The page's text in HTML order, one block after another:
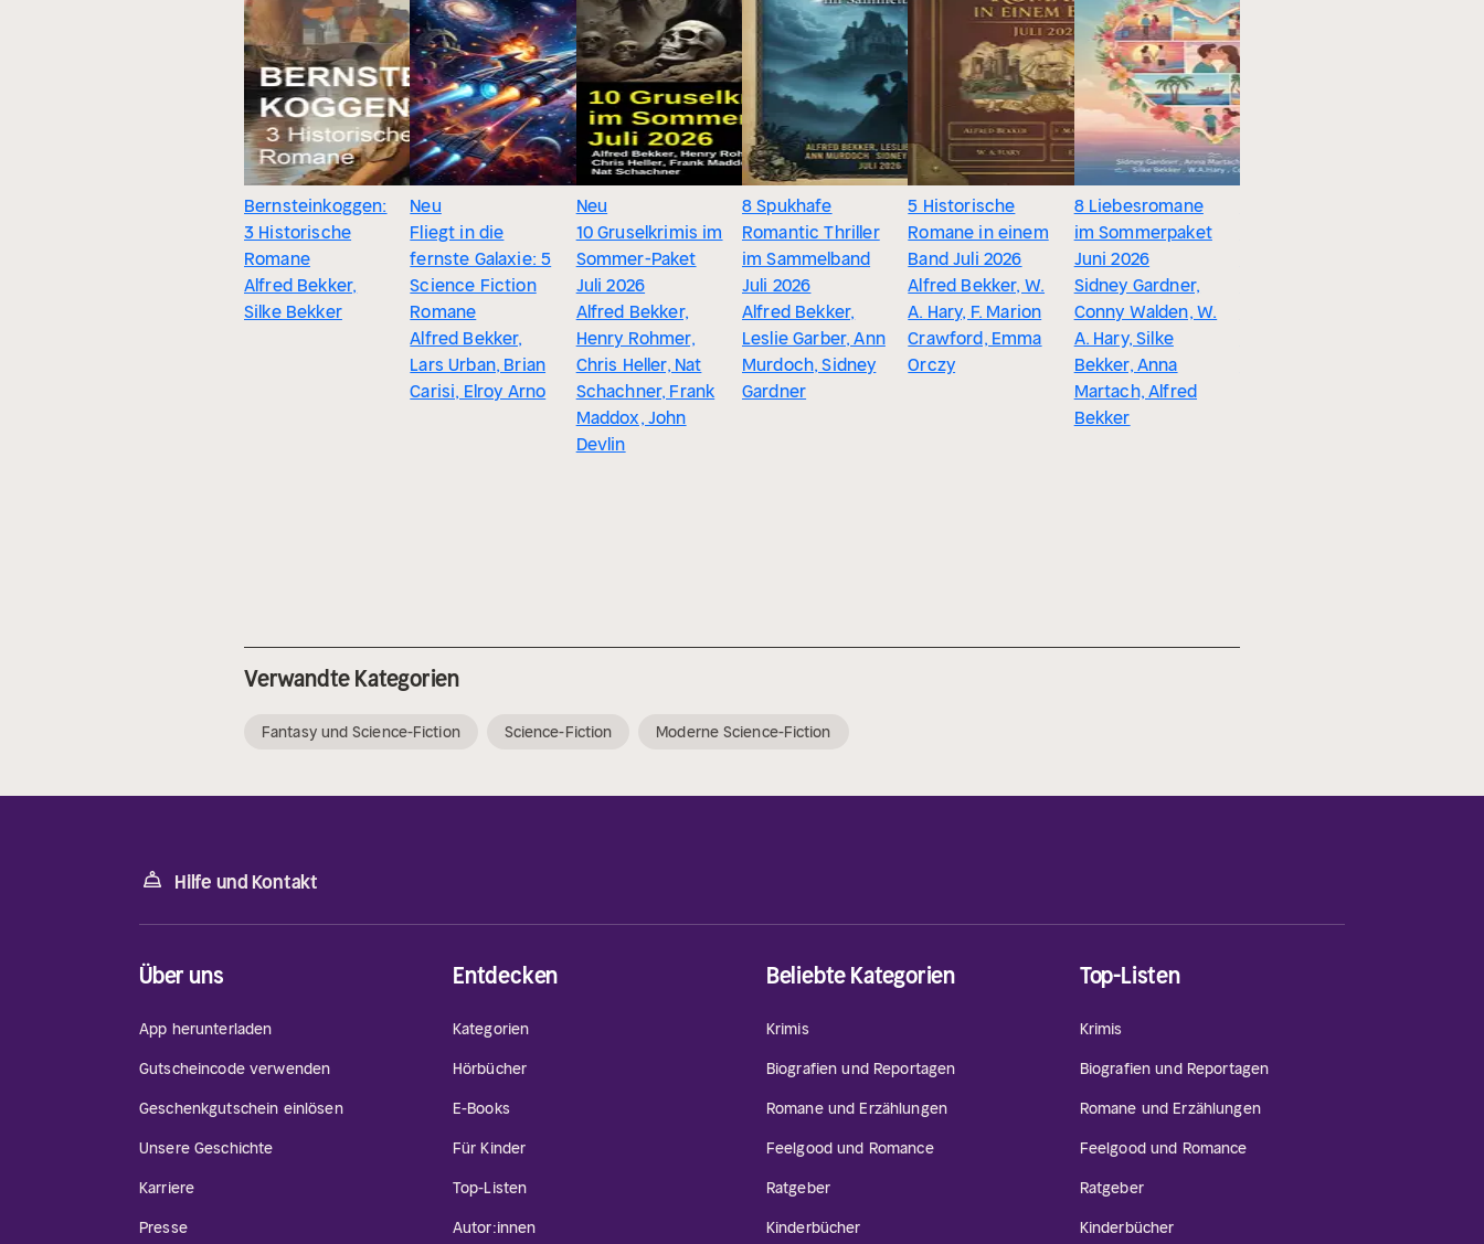
Bernsteinkoggen:
3 Historische
Romane
Alfred Bekker,
Silke Bekker
Neu
Fliegt in die
fernste Galaxie: 5
Science Fiction
Romane
Alfred Bekker,
Lars Urban, Brian
Carisi, Elroy Arno
Neu
10 Gruselkrimis im
Sommer-Paket
Juli 2026
Alfred Bekker,
Henry Rohmer,
Chris Heller, Nat
Schachner, Frank
Maddox, John
Devlin
8 Spukhafe
Romantic Thriller
im Sammelband
Juli 2026
Alfred Bekker,
Leslie Garber, Ann
Murdoch, Sidney
Gardner
5 Historische
Romane in einem
Band Juli 2026
Alfred Bekker, W.
A. Hary, F. Marion
Crawford, Emma
Orczy
8 Liebesromane
im Sommerpaket
Juni 2026
Sidney Gardner,
Conny Walden, W.
A. Hary, Silke
Bekker, Anna
Martach, Alfred
Bekker
Verwandte Kategorien
Fantasy und Science-Fiction Science-Fiction Moderne Science-Fiction
Hilfe und Kontakt
Über uns
App herunterladen
Gutscheincode verwenden
Geschenkgutschein einlösen
Unsere Geschichte
Karriere
Presse
Entdecken
Kategorien
Hörbücher
E-Books
Für Kinder
Top-Listen
Autor:innen
Beliebte Kategorien
Krimis
Biografien und Reportagen
Romane und Erzählungen
Feelgood und Romance
Ratgeber
Kinderbücher
Top-Listen
Krimis
Biografien und Reportagen
Romane und Erzählungen
Feelgood und Romance
Ratgeber
Kinderbücher